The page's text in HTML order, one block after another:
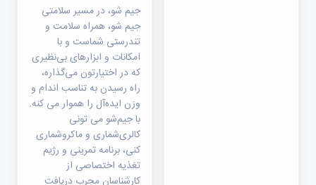
جیم شو، در مسیر سلامتی
جیم شو، همراه سلامت و
تندرستی شماست و با
امکانات و ابزارهای بی‌نظیری
که در اختیارتون می‌گذاره،
راه رسیدن به تناسب اندام و
وزن ایده‌آل را هموار می کنه.
با جیم‌شو می تونی
کالری‌شماری و ماکروشماری
کنی، برنامه تمرینی و رژیم
تغذیه اختصاصی از